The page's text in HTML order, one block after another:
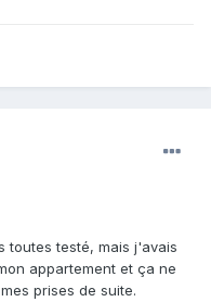
toutes testé, mais j'avais
appartement et ça ne
prises de suite.